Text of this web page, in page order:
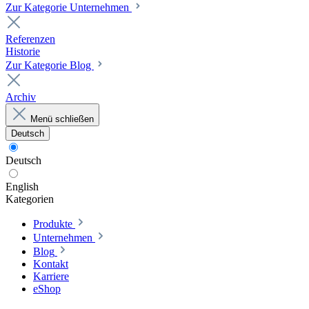
Zur Kategorie Unternehmen
Referenzen
Historie
Zur Kategorie Blog
Archiv
Menü schließen
Deutsch
Deutsch
English
Kategorien
Produkte
Unternehmen
Blog
Kontakt
Karriere
eShop